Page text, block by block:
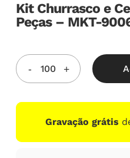
Kit Churrasco e
Peças – MKT-
Gravação grátis